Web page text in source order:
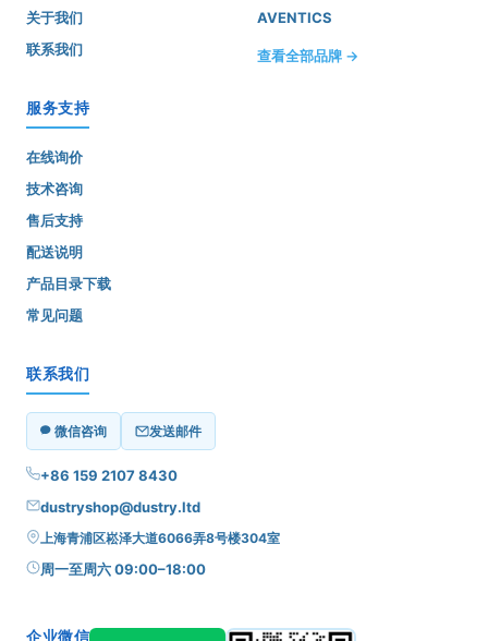
关于我们
联系我们
AVENTICS
查看全部品牌 →
服务支持
在线询价
技术咨询
售后支持
配送说明
产品目录下载
常见问题
联系我们
微信咨询 发送邮件
+86 159 2107 8430
dustryshop@dustry.ltd
上海青浦区崧泽大道6066弄8号楼304室
周一至周六 09:00–18:00
企业微信